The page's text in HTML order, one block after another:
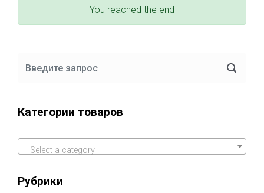
You reached the end
Категории товаров
Select a category
Рубрики